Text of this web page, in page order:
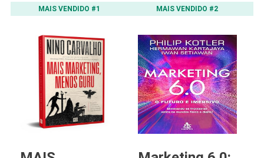
MAIS VENDIDO #1 MAIS VENDIDO #2